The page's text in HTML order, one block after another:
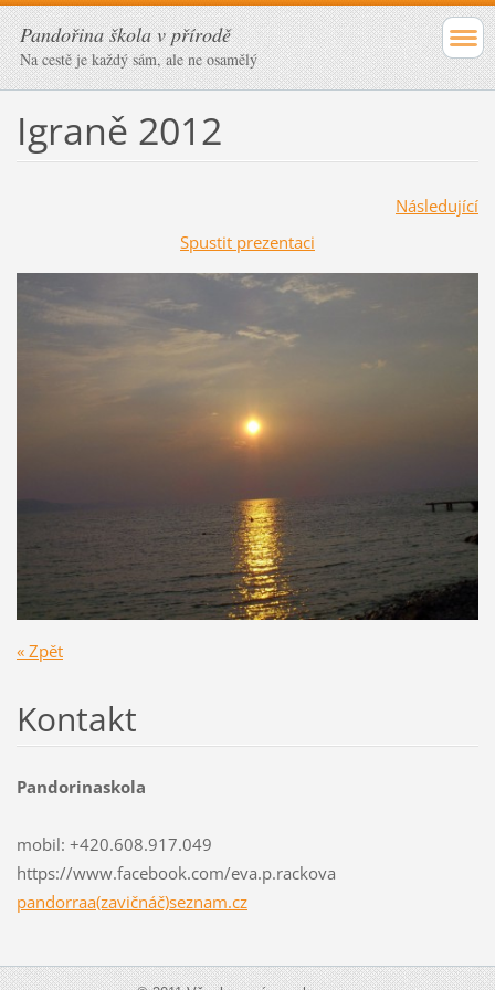
Pandořina škola v přírodě
Na cestě je každý sám, ale ne osamělý
Igraně 2012
Následující
Spustit prezentaci
« Zpět
Kontakt
Pandorinaskola
mobil: +420.608.917.049
https://www.facebook.com/eva.p.rackova
pandorraa(zavičnáč)seznam.cz